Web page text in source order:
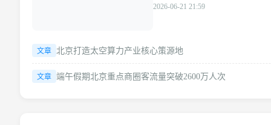
2026-06-21 21:59
文章 北京打造太空算力产业核心策源地
文章 端午假期北京重点商圈客流量突破2600万人次